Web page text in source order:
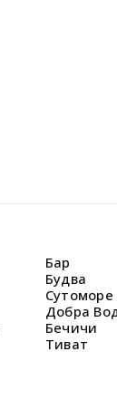
Бар
Будва
Сутоморе
Добра
Бечичи
Тиват